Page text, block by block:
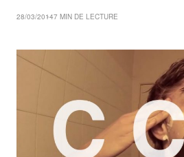
28/03/20147 MIN DE LECTURE